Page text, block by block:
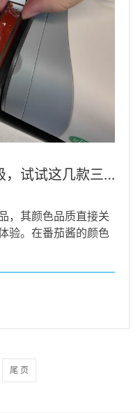
番茄酱的颜色测量和分级，试试这几款三恩时分光测色仪
，其颜色品质直接关
验。在番茄酱的颜色
尾 页